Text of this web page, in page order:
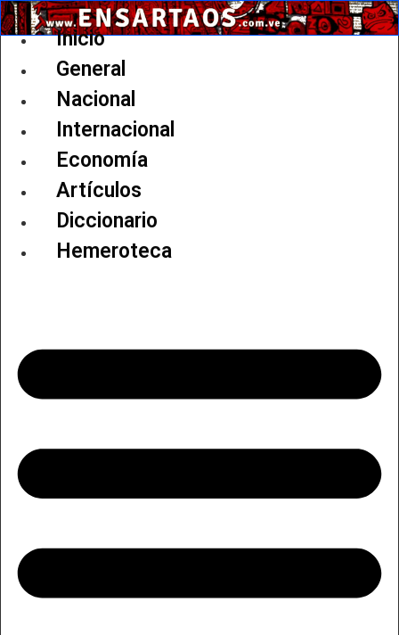
Ir
al
Inicio
General
Nacional
Internacional
Economía
Artículos
Diccionario
Hemeroteca